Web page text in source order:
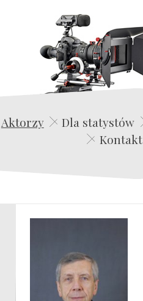
Aktorzy Dla statystów
Kontakt